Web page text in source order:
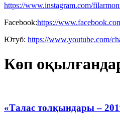
https://www.instagram.com/
Facebook:https://
Ютуб: https://www.youtube.com/
Көп
«Талас толқындары –